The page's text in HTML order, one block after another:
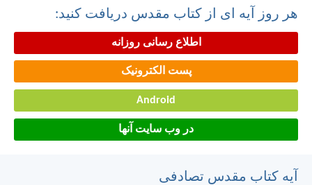
هر روز آیه ای از کتاب مقدس دریافت کنید:
اطلاع رسانی روزانه
پست الکترونیک
Android
در وب سایت آنها
آیه کتاب مقدس تصادفی